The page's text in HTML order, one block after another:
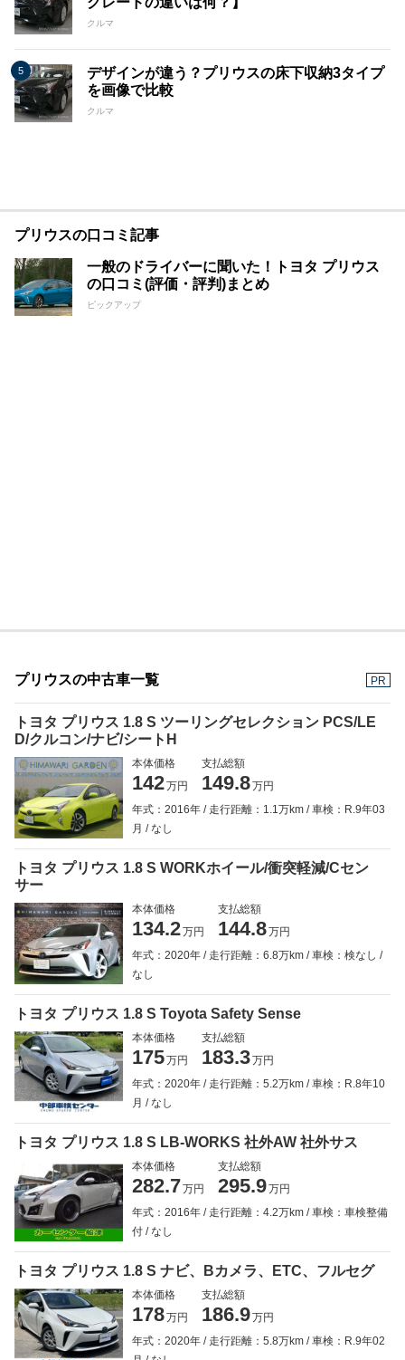
クルマ
デザインが違う？プリウスの床下収納3タイプ
を画像で比較
クルマ
プリウスの口コミ記事
一般のドライバーに聞いた！トヨタ プリウス
の口コミ(評価・評判)まとめ
ピックアップ
プリウスの中古車一覧 PR
トヨタ プリウス 1.8 S ツーリングセレクション PCS/LE
D/クルコン/ナビ/シートH
本体価格
142万円
支払総額
149.8万円
年式：2016年
走行距離：1.1万km
車検：R.9年03
月
なし
トヨタ プリウス 1.8 S WORKホイール/衝突軽減/Cセン
サー
本体価格
134.2万円
支払総額
144.8万円
年式：2020年
走行距離：6.8万km
車検：検なし
なし
トヨタ プリウス 1.8 S Toyota Safety Sense
本体価格
175万円
支払総額
183.3万円
年式：2020年
走行距離：5.2万km
車検：R.8年10
月
なし
トヨタ プリウス 1.8 S LB-WORKS 社外AW 社外サス
本体価格
282.7万円
支払総額
295.9万円
年式：2016年
走行距離：4.2万km
車検：車検整備
付
なし
トヨタ プリウス 1.8 S ナビ、Bカメラ、ETC、フルセグ
本体価格
178万円
支払総額
186.9万円
年式：2020年
走行距離：5.8万km
車検：R.9年02